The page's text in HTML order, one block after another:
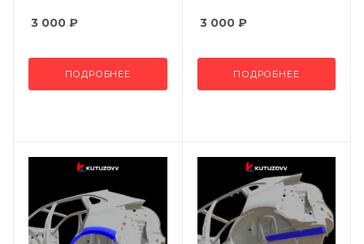
3 000 ₽
ПОДРОБНЕЕ
3 000₽
ПОДРОБНЕЕ